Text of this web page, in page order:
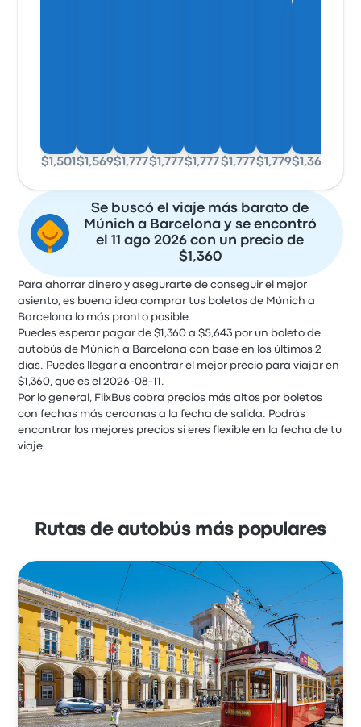
$1,501 $1,569$1,777$1,777$1,777$1,777$1,779$1,360
Se buscó el viaje más barato de
Múnich a Barcelona y se encontró
el 11 ago 2026 con un precio de
$1,360
Para ahorrar dinero y asegurarte de conseguir el mejor
asiento, es buena idea comprar tus boletos de Múnich a
Barcelona lo más pronto posible.
Puedes esperar pagar de $1,360 a $5,643 por un boleto de
autobús de Múnich a Barcelona con base en los últimos 2
días. Puedes llegar a encontrar el mejor precio para viajar en
$1,360, que es el 2026-08-11.
Por lo general, FlixBus cobra precios más altos por boletos
con fechas más cercanas a la fecha de salida. Podrás
encontrar los mejores precios si eres flexible en la fecha de tu
viaje.
Rutas de autobús más populares